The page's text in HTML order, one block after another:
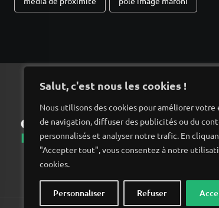
Salut, c'est nous les cookies !
Nous utilisons des cookies pour améliorer votre
de navigation, diffuser des publicités ou du
personnalisés et analyser notre trafic. En
"Accepter tout", vous consentez à notre
cookies.
Personnaliser Refuser